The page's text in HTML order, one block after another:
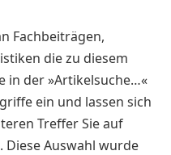
Fachbeiträgen,
die zu diesem
in der »Artikelsuche…«
ein und lassen sich
Treffer Sie auf
Diese Auswahl wurde